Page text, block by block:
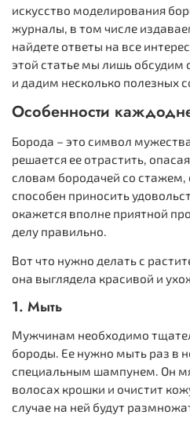
искусство моделирования
журналы, в том числе
найдете ответы на все
этой статье мы лишь обсудим
и дадим несколько полезных
Особенности
Борода – это символ
решается ее отрастить,
словам бородачей со стажем,
способен приносить
окажется вполне приятной
делу правильно.
Вот что нужно делать с
она выглядела красивой и
1. Мыть
Мужчинам необходимо
бороды. Ее нужно мыть раз в
специальным шампунем. Он
волосах крошки и очистит
случае на ней будут